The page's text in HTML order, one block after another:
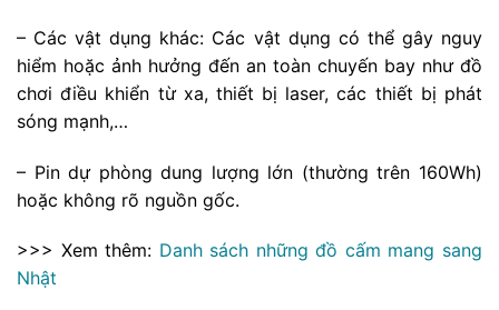
– Các vật dụng khác: Các vật dụng có thể gây nguy
hiểm hoặc ảnh hưởng đến an toàn chuyến bay như đồ
chơi điều khiển từ xa, thiết bị laser, các thiết bị phát
sóng mạnh,…
– Pin dự phòng dung lượng lớn (thường trên 160Wh)
hoặc không rõ nguồn gốc.
>>> Xem thêm: Danh sách những đồ cấm mang sang
Nhật